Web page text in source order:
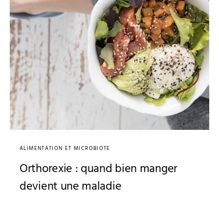
ALIMENTATION ET MICROBIOTE
Orthorexie : quand bien manger
devient une maladie